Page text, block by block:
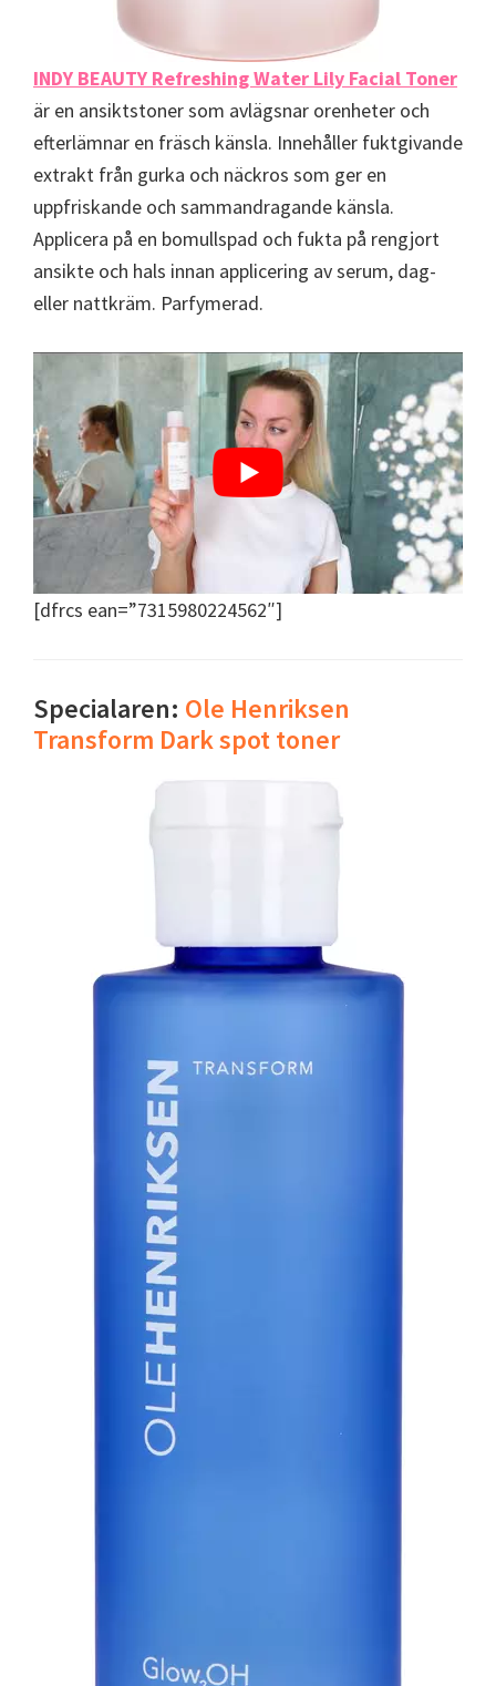
INDY BEAUTY Refreshing Water Lily Facial Toner
är en ansiktstoner som avlägsnar orenheter och
efterlämnar en fräsch känsla. Innehåller fuktgivande
extrakt från gurka och näckros som ger en
uppfriskande och sammandragande känsla.
Applicera på en bomullspad och fukta på rengjort
ansikte och hals innan applicering av serum, dag-
eller nattkräm. Parfymerad.
[dfrcs ean=”7315980224562″]
Specialaren: Ole Henriksen
Transform Dark spot toner